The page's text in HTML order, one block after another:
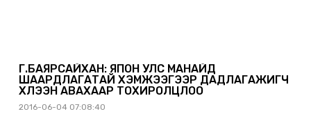
Г.БАЯРСАЙХАН: ЯПОН УЛС МАНАЙД
ШААРДЛАГАТАЙ ХЭМЖЭЭГЭЭР ДАДЛАГАЖИГЧ
ХҮЛЭЭН АВАХААР ТОХИРОЛЦЛОО
2016-06-04 07:08:40